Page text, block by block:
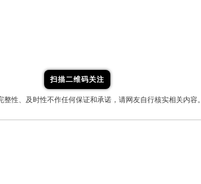
扫描二维码关注
性、及时性不作任何保证和承诺，请网友自行核实相关内容。